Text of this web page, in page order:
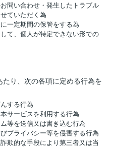
問い合わせ・発生したトラブル
ていただく為
一定期間の保管をする為
て、個人が特定できない形での
り、次の各項に定める行為を
する行為
サービスを利用する行為
等を送信又は書き込む行為
プライバシー等を侵害する行為
欺的な手段により第三者又は当